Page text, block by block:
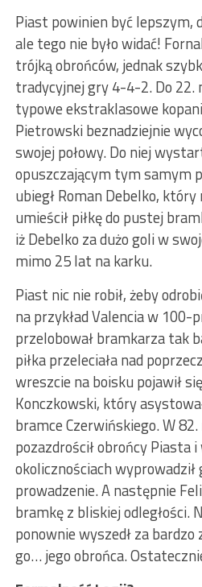
Piast powinien być lepszym,
ale tego nie było widać!
trójką obrońców, jednak
tradycyjnej gry 4-4-2. Do 22.
typowe ekstraklasowe
Pietrowski beznadziejnie
swojej połowy. Do niej
opuszczającym tym samym
ubiegł Roman Debelko,
umieścił piłkę do pustej
iż Debelko za dużo goli w
mimo 25 lat na karku.
Piast nic nie robił, żeby
na przykład Valencia w 100-
przelobował bramkarza tak
piłka przeleciała nad
wreszcie na boisku pojawił
Konczkowski, który
bramce Czerwińskiego. W
pozazdrościł obrońcy Piasta
okolicznościach
prowadzenie. A następnie
bramkę z bliskiej odległości.
ponownie wyszedł za
go… jego obrońca.